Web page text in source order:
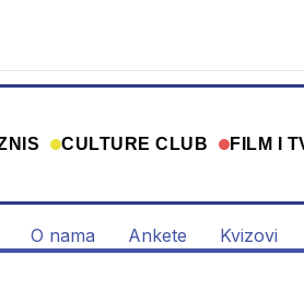
CULTURE CLUB FILM I
O nama Ankete Kvizovi